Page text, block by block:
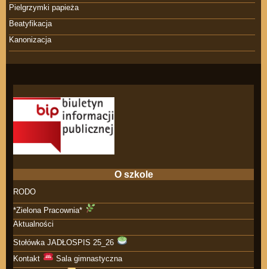
Pielgrzymki papieża
Beatyfikacja
Kanonizacja
O szkole
RODO
*Zielona Pracownia*
Aktualności
Stołówka JADŁOSPIS 25_26
Kontakt
Sala gimnastyczna